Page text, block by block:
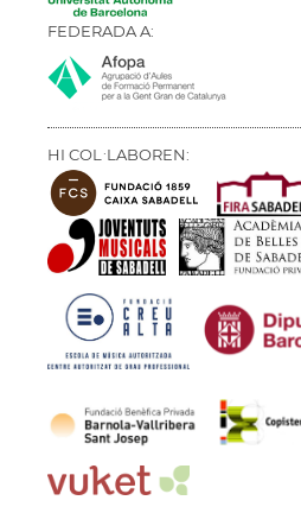
FEDERADA A:
HI COL·LABOREN: